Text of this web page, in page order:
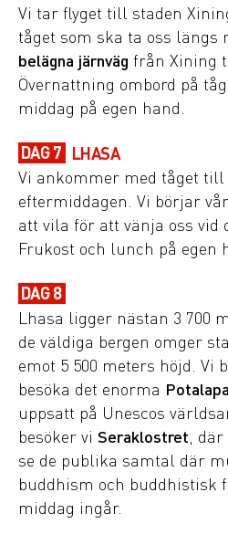
Vi tar flyget till staden
tåget som ska ta oss längs
belägna järnväg från Xining
Övernattning ombord på
middag på egen hand.
DAG 7 LHASA
Vi ankommer med tåget till
eftermiddagen. Vi börjar
att vila för att vänja oss vid
Frukost och lunch på egen
DAG 8
Lhasa ligger nästan 3 700
de väldiga bergen omger
emot 5 500 meters höjd. Vi
besöka det enorma
uppsatt på Unescos
besöker vi Seraklostret ,
se de publika samtal där
buddhism och buddhistisk
middag ingår.